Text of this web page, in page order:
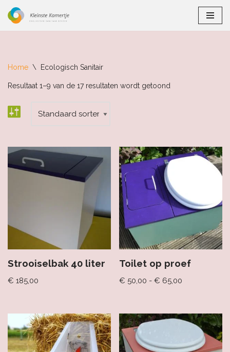
inhoud
Home \ Ecologisch Sanitair
Resultaat 1–9 van de 17 resultaten wordt getoond
Strooiselbak 40 liter
€ 185,00
Toilet op proef
€ 50,00 - € 65,00